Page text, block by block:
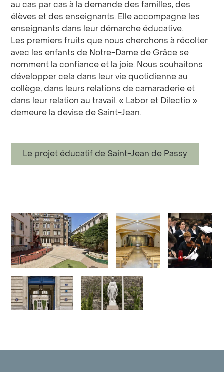
au cas par cas à la demande des familles, des
élèves et des enseignants. Elle accompagne les
enseignants dans leur démarche éducative.
Les premiers fruits que nous cherchons à récolter
avec les enfants de Notre-Dame de Grâce se
nomment la confiance et la joie. Nous souhaitons
développer cela dans leur vie quotidienne au
collège, dans leurs relations de camaraderie et
dans leur relation au travail. « Labor et Dilectio »
demeure la devise de Saint-Jean.
Le projet éducatif de Saint-Jean de Passy